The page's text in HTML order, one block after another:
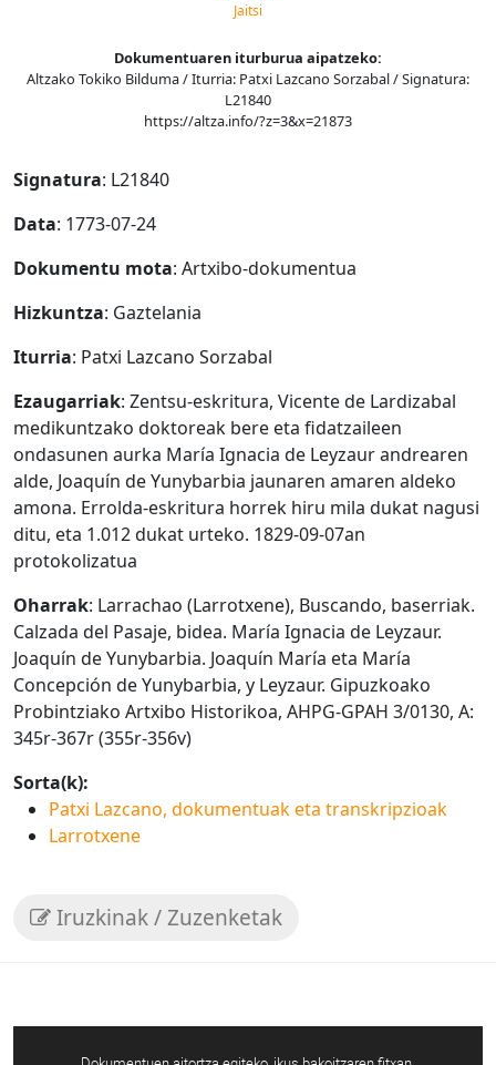
Jaitsi
Dokumentuaren iturburua aipatzeko:
Altzako Tokiko Bilduma / Iturria: Patxi Lazcano Sorzabal / Signatura:
L21840
https://altza.info/?z=3&x=21873
Signatura: L21840
Data: 1773-07-24
Dokumentu mota: Artxibo-dokumentua
Hizkuntza: Gaztelania
Iturria: Patxi Lazcano Sorzabal
Ezaugarriak: Zentsu-eskritura, Vicente de Lardizabal
medikuntzako doktoreak bere eta fidatzaileen
ondasunen aurka María Ignacia de Leyzaur andrearen
alde, Joaquín de Yunybarbia jaunaren amaren aldeko
amona. Errolda-eskritura horrek hiru mila dukat nagusi
ditu, eta 1.012 dukat urteko. 1829-09-07an
protokolizatua
Oharrak: Larrachao (Larrotxene), Buscando, baserriak.
Calzada del Pasaje, bidea. María Ignacia de Leyzaur.
Joaquín de Yunybarbia. Joaquín María eta María
Concepción de Yunybarbia, y Leyzaur. Gipuzkoako
Probintziako Artxibo Historikoa, AHPG-GPAH 3/0130, A:
345r-367r (355r-356v)
Sorta(k):
Patxi Lazcano, dokumentuak eta transkripzioak
Larrotxene
Iruzkinak / Zuzenketak